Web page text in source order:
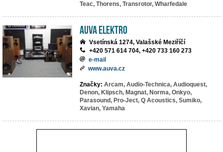
Teac, Thorens, Transrotor, Wharfedale
AuVa elektro
Vsetínská 1274, Valašské Meziříčí
+420 571 614 704, +420 733 160 273
e-mail
www.auva.cz
Značky: Arcam, Audio-Technica, Audioquest,
Denon, Klipsch, Magnat, Norma, Onkyo,
Parasound, Pro-Ject, Q Acoustics, Sumiko,
Xavian, Yamaha